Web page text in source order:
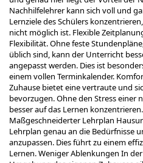
Nachhilfelehrer kann sich voll und
Lernziele des Schülers
nicht möglich ist. Flexible
Flexibilität. Ohne feste
üblich sind, kann der Unterricht
angepasst werden. Dies ist
einem vollen Terminkalender.
Zuhause bietet eine vertraute und
bevorzugen. Ohne den Stress einer
besser auf das Lernen
Maßgeschneiderter Lehrplan
Lehrplan genau an die Bedürfnisse
anzupassen. Dies führt zu einem
Lernen. Weniger Ablenkungen In